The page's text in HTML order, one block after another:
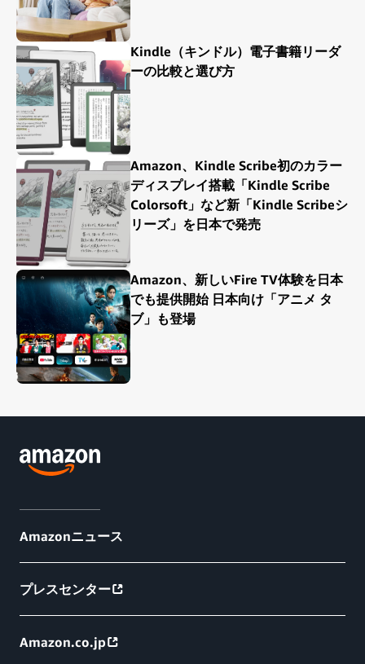
Kindle（キンドル）電子書籍リーダ
ーの比較と選び方
Amazon、Kindle Scribe初のカラー
ディスプレイ搭載「Kindle Scribe
Colorsoft」など新「Kindle Scribeシ
リーズ」を日本で発売
Amazon、新しいFire TV体験を日本
でも提供開始 日本向け「アニメ タ
ブ」も登場
Amazonニュース
プレスセンター
Amazon.co.jp